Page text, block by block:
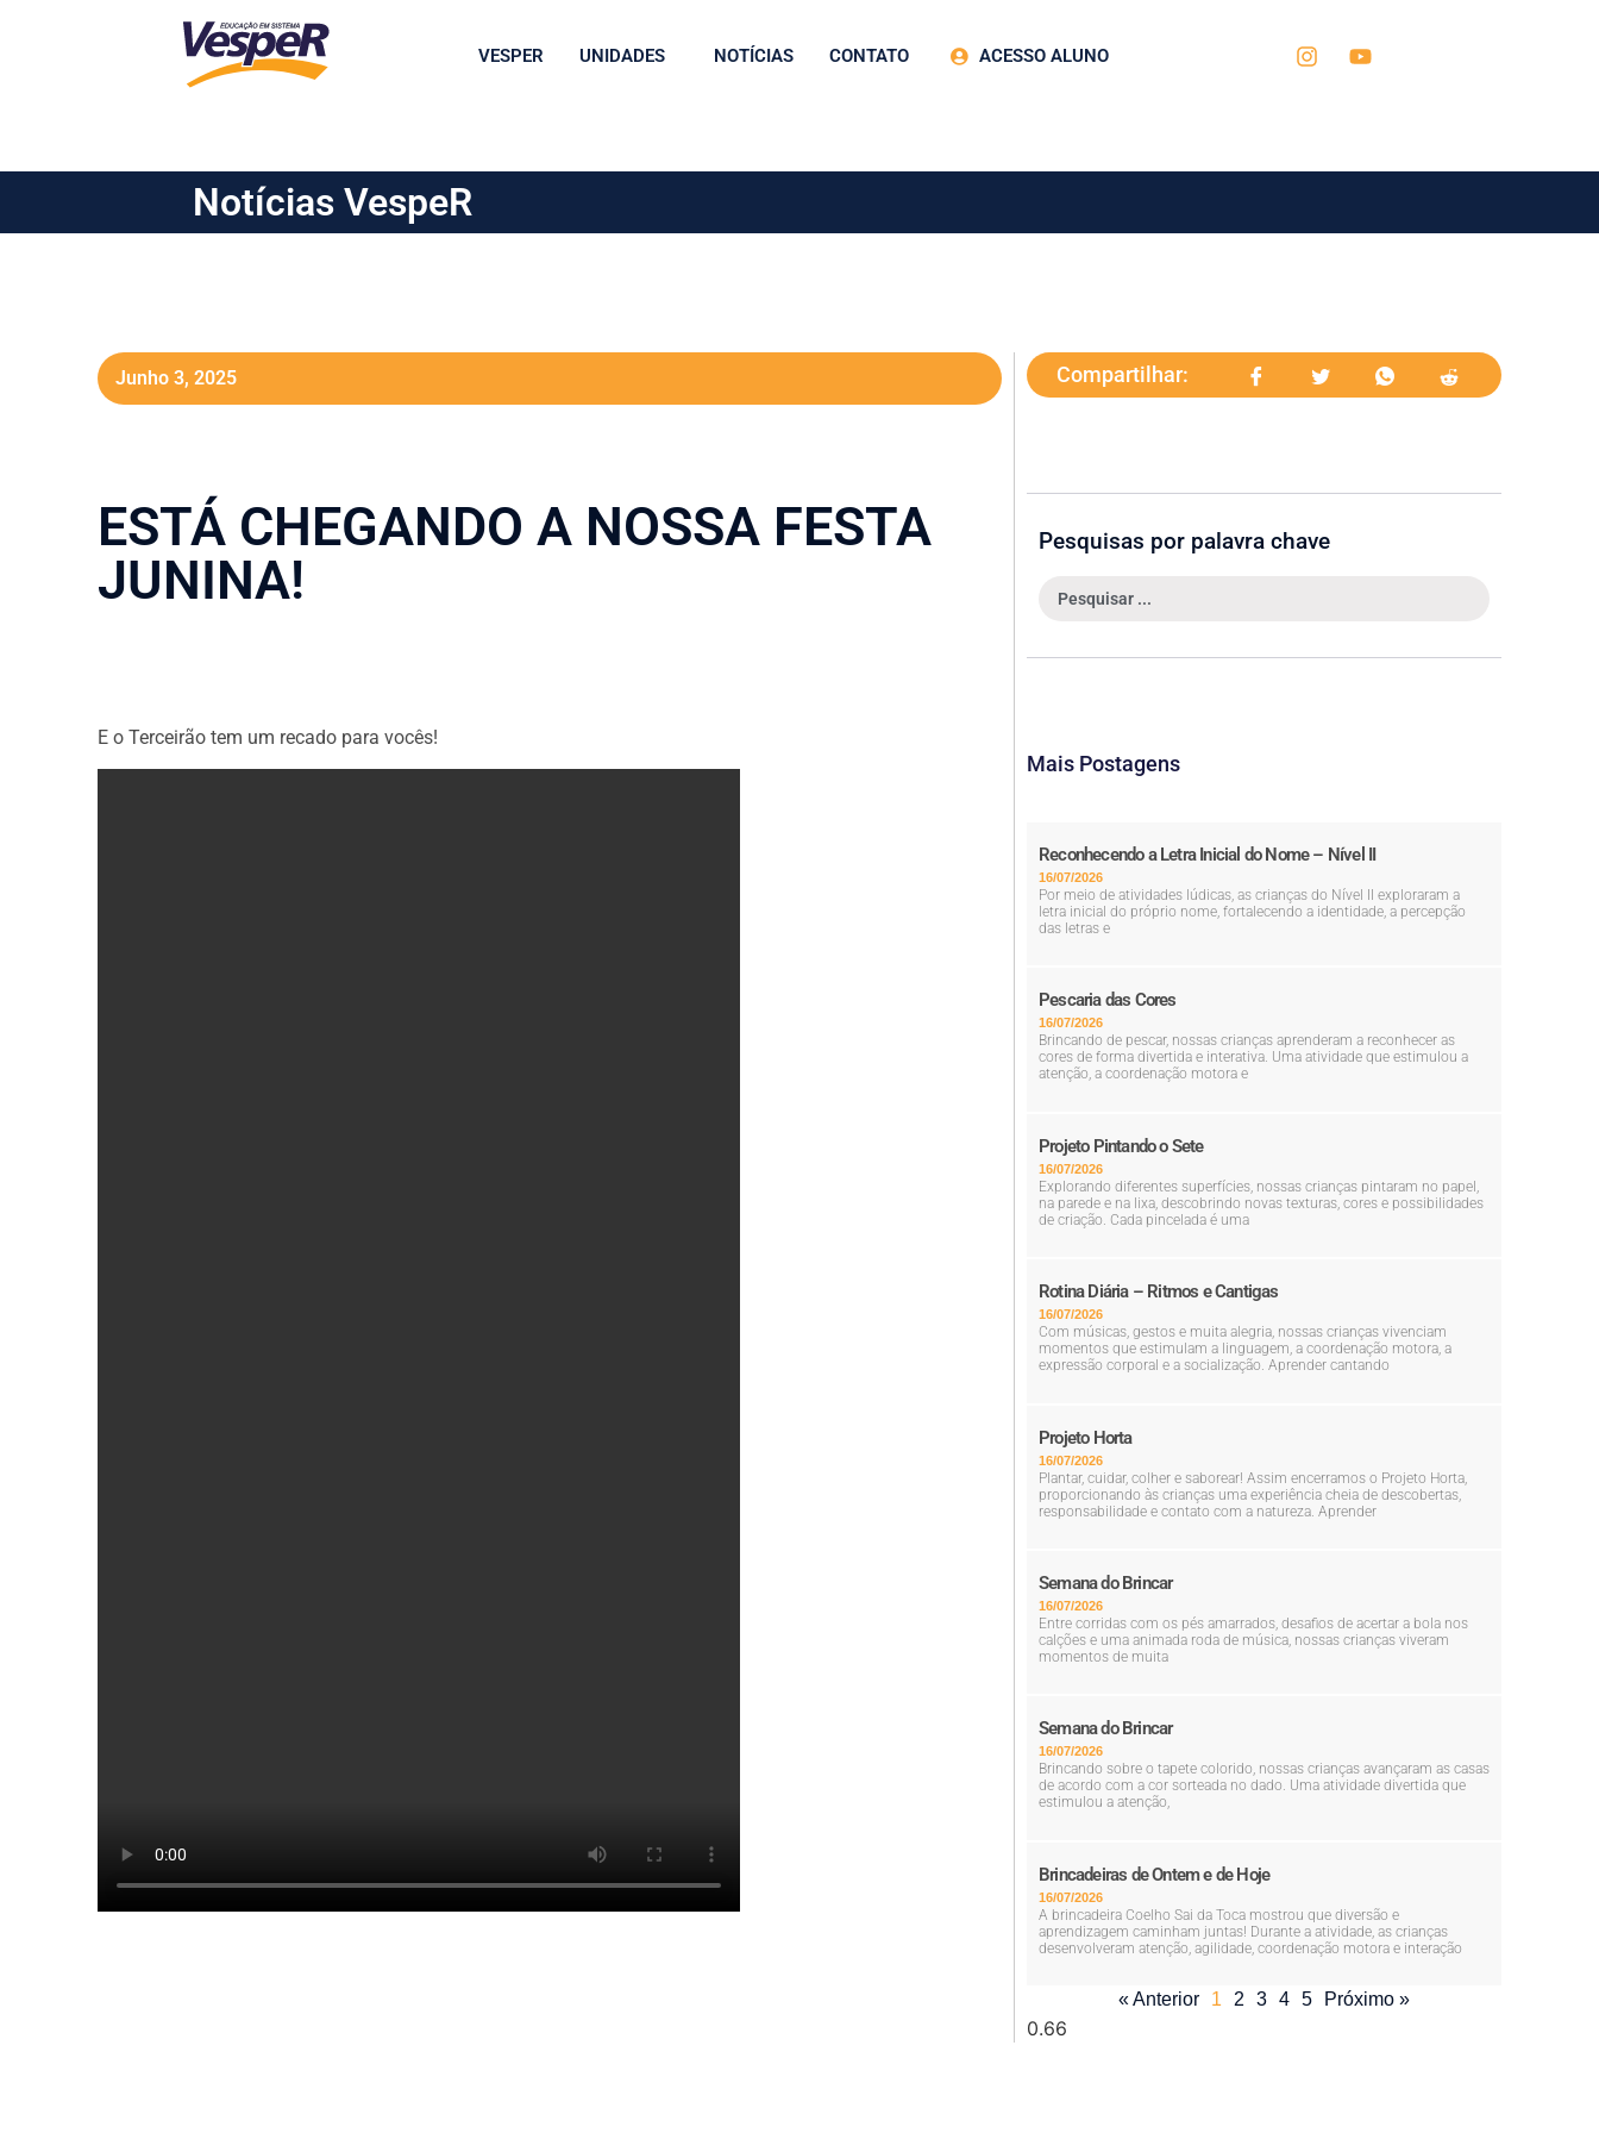
VESPER UNIDADES NOTÍCIAS CONTATO ACESSO ALUNO
Notícias VespeR
Junho 3, 2025
ESTÁ CHEGANDO A NOSSA FESTA
JUNINA!
E o Terceirão tem um recado para vocês!
Compartilhar:
Pesquisas por palavra chave
Mais Postagens
Reconhecendo a Letra Inicial do Nome – Nível II
16/07/2026
Por meio de atividades lúdicas, as crianças do Nível II exploraram a
letra inicial do próprio nome, fortalecendo a identidade, a percepção
das letras e
Pescaria das Cores
16/07/2026
Brincando de pescar, nossas crianças aprenderam a reconhecer as
cores de forma divertida e interativa. Uma atividade que estimulou a
atenção, a coordenação motora e
Projeto Pintando o Sete
16/07/2026
Explorando diferentes superfícies, nossas crianças pintaram no papel,
na parede e na lixa, descobrindo novas texturas, cores e possibilidades
de criação. Cada pincelada é uma
Rotina Diária – Ritmos e Cantigas
16/07/2026
Com músicas, gestos e muita alegria, nossas crianças vivenciam
momentos que estimulam a linguagem, a coordenação motora, a
expressão corporal e a socialização. Aprender cantando
Projeto Horta
16/07/2026
Plantar, cuidar, colher e saborear! Assim encerramos o Projeto Horta,
proporcionando às crianças uma experiência cheia de descobertas,
responsabilidade e contato com a natureza. Aprender
Semana do Brincar
16/07/2026
Entre corridas com os pés amarrados, desafios de acertar a bola nos
calções e uma animada roda de música, nossas crianças viveram
momentos de muita
Semana do Brincar
16/07/2026
Brincando sobre o tapete colorido, nossas crianças avançaram as casas
de acordo com a cor sorteada no dado. Uma atividade divertida que
estimulou a atenção,
Brincadeiras de Ontem e de Hoje
16/07/2026
A brincadeira Coelho Sai da Toca mostrou que diversão e
aprendizagem caminham juntas! Durante a atividade, as crianças
desenvolveram atenção, agilidade, coordenação motora e interação
« Anterior 1 2 3 4 5 Próximo »